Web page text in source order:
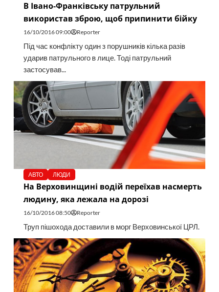
В Івано-Франківську патрульний
використав зброю, щоб припинити бійку
16/10/2016 09:00 Reporter
Під час конфлікту один з порушників кілька разів
ударив патрульного в лице. Тоді патрульний
застосував...
АВТО ЛЮДИ
На Верховинщині водій переїхав насмерть
людину, яка лежала на дорозі
16/10/2016 08:50 Reporter
Труп пішохода доставили в морг Верховинської ЦРЛ.